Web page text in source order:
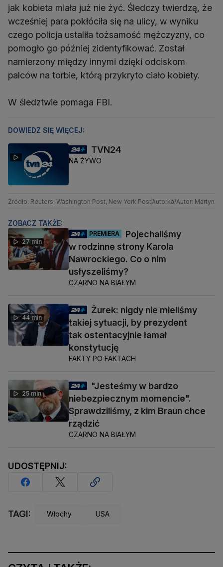
jak kobieta miała już nie żyć. Śledczy twierdzą, że
wcześniej para pokłóciła się na ulicy, w wyniku
czego policja ustaliła tożsamość mężczyzny, co
pomogło go później zidentyfikować. Został
namierzony między innymi dzięki odciskom
palców na torbie, którą przykryto ciało kobiety.
W śledztwie pomaga FBI.
DOWIEDZ SIĘ WIĘCEJ:
TVN24
NA ŻYWO
Źródło: Reuters, Washington Post, New York Post Autorka/Autor: Martyna
ZOBACZ TAKŻE:
27 min
PREMIERA
Pojechaliśmy
w rodzinne strony Karola
Nawrockiego. Co o nim
usłyszeliśmy?
CZARNO NA BIAŁYM
44 min
Żurek: nigdy nie mieliśmy
takiej sytuacji, by prezydent
tak ostentacyjnie łamał
konstytucję
FAKTY PO FAKTACH
25 min
"Jesteśmy w bardzo
niebezpiecznym momencie".
Sprawdziliśmy, z kim Braun chce
rządzić
CZARNO NA BIAŁYM
UDOSTĘPNIJ:
TAGI: Włochy USA